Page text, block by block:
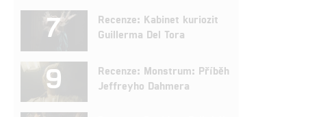
7
Recenze: Kabinet kuriozit
Guillerma Del Tora
9
Recenze: Monstrum: Příběh
Jeffreyho Dahmera